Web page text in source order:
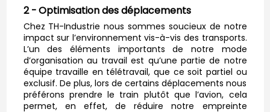
2 - Optimisation des déplacements
Chez TH-Industrie nous sommes soucieux de notre
impact sur l’environnement vis-à-vis des transports.
L’un des éléments importants de notre mode
d’organisation au travail est qu’une partie de notre
équipe travaille en télétravail, que ce soit partiel ou
exclusif. De plus, lors de certains déplacements nous
préférons prendre le train plutôt que l’avion, cela
permet, en effet, de réduire notre empreinte